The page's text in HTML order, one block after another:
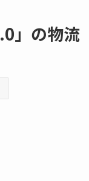
」の物流